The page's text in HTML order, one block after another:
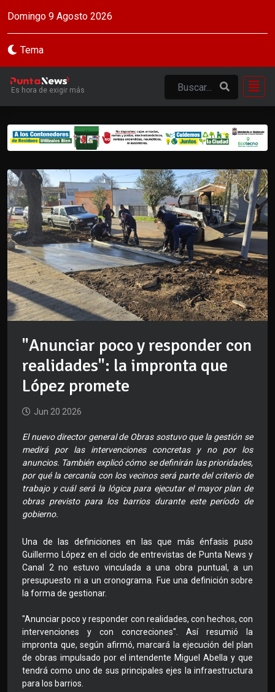
Domingo 9 Agosto 2026
Tema
Es hora de exigir más
"Anunciar poco y responder con
realidades": la impronta que
López promete
Jun 20 2026
El nuevo director general de Obras sostuvo que la gestión se
medirá por las intervenciones concretas y no por los
anuncios. También explicó cómo se definirán las prioridades,
por qué la cercanía con los vecinos será parte del criterio de
trabajo y cuál será la lógica para ejecutar el mayor plan de
obras previsto para los barrios durante este período de
gobierno.
Una de las definiciones en las que más énfasis puso
Guillermo López en el ciclo de entrevistas de Punta News y
Canal 2 no estuvo vinculada a una obra puntual, a un
presupuesto ni a un cronograma. Fue una definición sobre
la forma de gestionar.
"Anunciar poco y responder con realidades, con hechos, con
intervenciones y con concreciones". Así resumió la
impronta que, según afirmó, marcará la ejecución del plan
de obras impulsado por el intendente Miguel Abella y que
tendrá como uno de sus principales ejes la infraestructura
para los barrios.